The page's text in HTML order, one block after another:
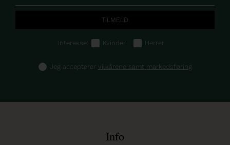
Interesse: Kvinder Herrer
Jeg accepterer vilkårene samt markedsføring
Info